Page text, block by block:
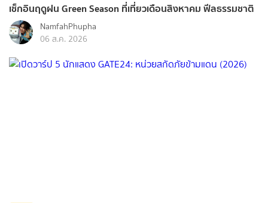
เช็กอินฤดูฝน Green Season ที่เที่ยวเดือนสิงหาคม ฟีลธรรมชาติ
NamfahPhupha
06 ส.ค. 2026